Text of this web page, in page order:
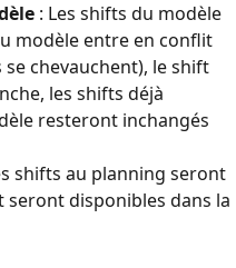
: Les shifts du modèle
modèle entre en conflit
chevauchent), le shift
les shifts déjà
resteront inchangés
shifts au planning seront
disponibles dans la